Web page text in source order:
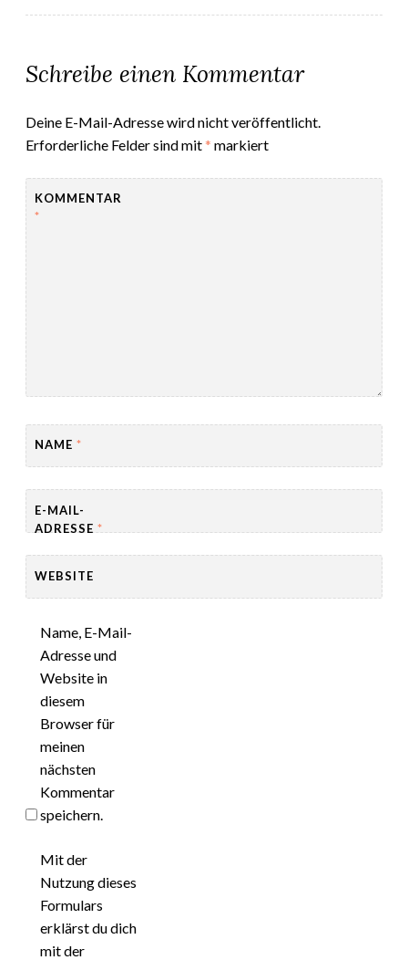
Schreibe einen Kommentar
Deine E-Mail-Adresse wird nicht veröffentlicht.
Erforderliche Felder sind mit* markiert
KOMMENTAR
*
NAME *
E-MAIL-
ADRESSE *
WEBSITE
Name, E-Mail-
Adresse und
Website in
diesem
Browser für
meinen
nächsten
Kommentar
speichern.
Mit der
Nutzung dieses
Formulars
erklärst du dich
mit der